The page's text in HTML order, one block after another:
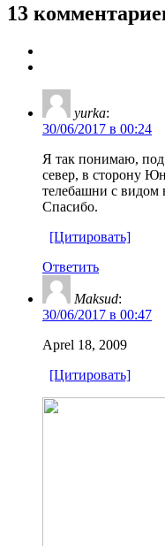
13
yurka:
30/06/2017 в 00:24
Я так понимаю,
север, в сторону
телебашни с видом
Спасибо.
[Цитировать]
Ответить
Maksud:
30/06/2017 в 00:47
Aprel 18, 2009
[Цитировать]